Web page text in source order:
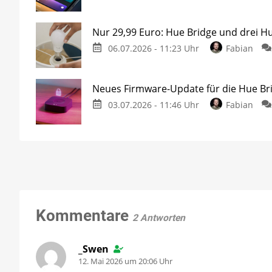
Nur 29,99 Euro: Hue Bridge und drei
06.07.2026 - 11:23 Uhr Fabian
Neues Firmware-Update für die Hue
03.07.2026 - 11:46 Uhr Fabian
Kommentare 2 Antworten
_Swen
12. Mai 2026 um 20:06 Uhr